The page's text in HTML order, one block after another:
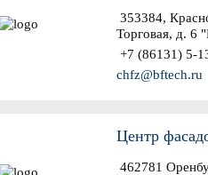
353384,
Торговая, д. 6
+7 (86131) 5-
chfz@bftech.ru
Центр
462781